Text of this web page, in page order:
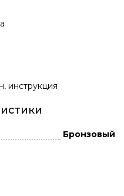
инструкция
Бронзовый